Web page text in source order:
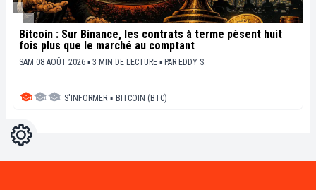
Bitcoin : Sur Binance, les contrats à terme pèsent huit
fois plus que le marché au comptant
SAM 08 AOÛT 2026 ▪ 3 MIN DE LECTURE ▪ PAR EDDY S.
S'INFORMER ▪ BITCOIN (BTC)
Réglages